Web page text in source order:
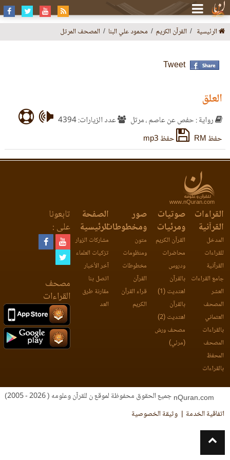
الرئيسية القرآن الكريم محمود علي البنا المصحف المرتل
Tweet
العلق
رواية : حفص عن عاصم ، مرتل
عدد الزيارات: 4394
حفظ RM
حفظ mp3
www.nQuran.com
القراءات
القرآنية
المدخل
للقراءات
القرآنية
جامع القراءات
العشر
المصحف
العثماني
بالقراءات
المصحف
المحفظ
بالقراءات
صوتيات
ومرئيات
القرآن الكريم
محاضرات
ودروس
بالقرآن
اهتديت (1)
بالقرآن
اهتديت (2)
مصحف ورش
(مرئي)
صور
ومخطوطات
متون
ومنظومات
مخطوطات
القرآن
قراء القرآن
الكريم
الصفحة
الرئيسية
مشاركات الزوار
تزكيات العلماء
آخر الأخبار
اتصل بنا
مقارنة طرق
العد
تابعونا
على :
مصحف
القراءات
جميع الحقوق محفوظة لموقع ن للقرآن وعلومه ( 2026 - 2005)
اتفاقية الخدمة
وثيقة الخصوصية